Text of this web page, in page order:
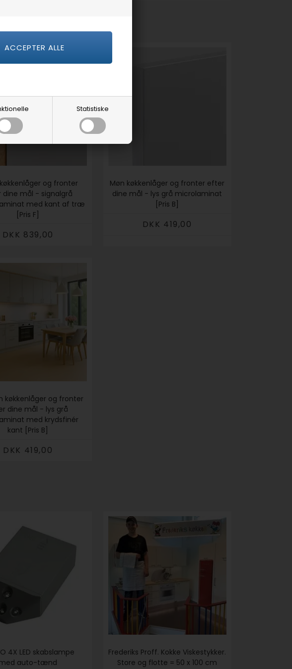
Statistiske
og fronter
dine mål - signalgrå
med kant af træ
[Pris F]
DKK 839,00
Møn køkkenlåger og fronter efter
dine mål - lys grå microlaminat
[Pris B]
DKK 419,00
køkkenlåger og fronter
dine mål - lys grå
med krydsfinér
kant [Pris B]
DKK 419,00
4X LED skabslampe
auto-tænd
Frederiks Proff. Kokke Viskestykker.
Store og flotte = 50 x 100 cm